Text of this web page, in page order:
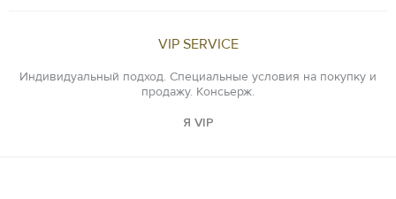
VIP SERVICE
Индивидуальный подход. Специальные условия на покупку и
продажу. Консьерж.
Я VIP